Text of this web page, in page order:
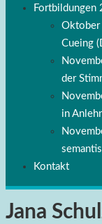
Fortbildungen
Oktober
Cueing
der
in
Kontakt
Jana